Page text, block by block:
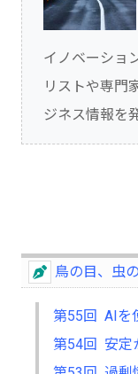
イノベーショ
リストや専門
ジネス情報を
鳥の目、虫